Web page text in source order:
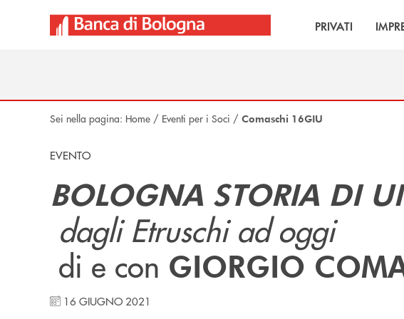
PRIVATI
Sei nella pagina: Home / Eventi per i Soci / Comaschi 16GIU
EVENTO
BOLOGNA STORIA DI
dagli Etruschi ad oggi
di e con GIORGIO
16 GIUGNO 2021